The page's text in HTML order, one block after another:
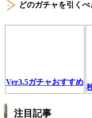
どのガチャを引くべ
Ver3.5ガチャおすすめ
注目記事